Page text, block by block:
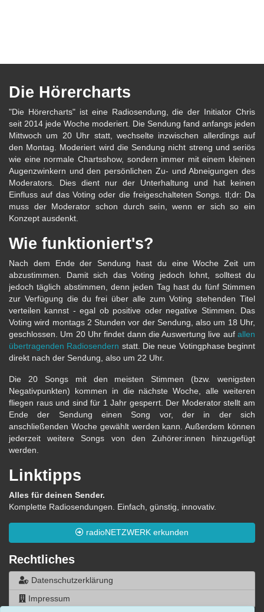
Die Hörercharts
"Die Hörercharts" ist eine Radiosendung, die der Initiator Chris
seit 2014 jede Woche moderiert. Die Sendung fand anfangs jeden
Mittwoch um 20 Uhr statt, wechselte inzwischen allerdings auf
den Montag. Moderiert wird die Sendung nicht streng und seriös
wie eine normale Chartsshow, sondern immer mit einem kleinen
Augenzwinkern und den persönlichen Zu- und Abneigungen des
Moderators. Dies dient nur der Unterhaltung und hat keinen
Einfluss auf das Voting oder die freigeschalteten Songs. tl;dr: Da
muss der Moderator schon durch sein, wenn er sich so ein
Konzept ausdenkt.
Wie funktioniert's?
Nach dem Ende der Sendung hast du eine Woche Zeit um
abzustimmen. Damit sich das Voting jedoch lohnt, solltest du
jedoch täglich abstimmen, denn jeden Tag hast du fünf Stimmen
zur Verfügung die du frei über alle zum Voting stehenden Titel
verteilen kannst - egal ob positive oder negative Stimmen. Das
Voting wird montags 2 Stunden vor der Sendung, also um 18 Uhr,
geschlossen. Um 20 Uhr findet dann die Auswertung live auf allen
übertragenden Radiosendern statt. Die neue Votingphase beginnt
direkt nach der Sendung, also um 22 Uhr.
Die 20 Songs mit den meisten Stimmen (bzw. wenigsten
Negativpunkten) kommen in die nächste Woche, alle weiteren
fliegen raus und sind für 1 Jahr gesperrt. Der Moderator stellt am
Ende der Sendung einen Song vor, der in der sich
anschließenden Woche gewählt werden kann. Außerdem können
jederzeit weitere Songs von den Zuhörer:innen hinzugefügt
werden.
Linktipps
Alles für deinen Sender.
Komplette Radiosendungen. Einfach, günstig, innovativ.
radioNETZWERK erkunden
Rechtliches
Datenschutzerklärung
Impressum